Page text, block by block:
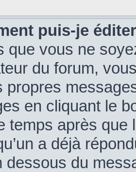
puis-je
que vous ne
du forum,
propres
en cliquant le
temps après que
a déjà
dessous du